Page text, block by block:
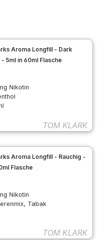
Aroma Longfill - Dark
5ml in 60ml Flasche
Nikotin
TOM KLARK
Aroma Longfill - Rauchig -
Flasche
Nikotin
Tabak
TOM KLARK